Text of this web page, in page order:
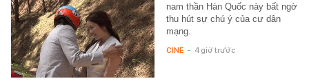
nam thần Hàn Quốc này bất ngờ
thu hút sự chú ý của cư dân
mạng.
CINE - 4 giờ trước